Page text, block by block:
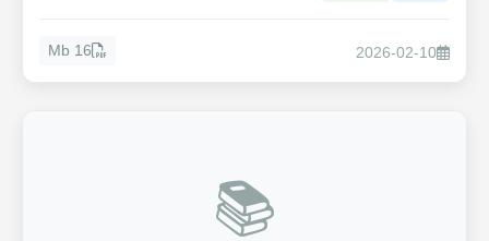
2026-02-10
16 Mb
📚